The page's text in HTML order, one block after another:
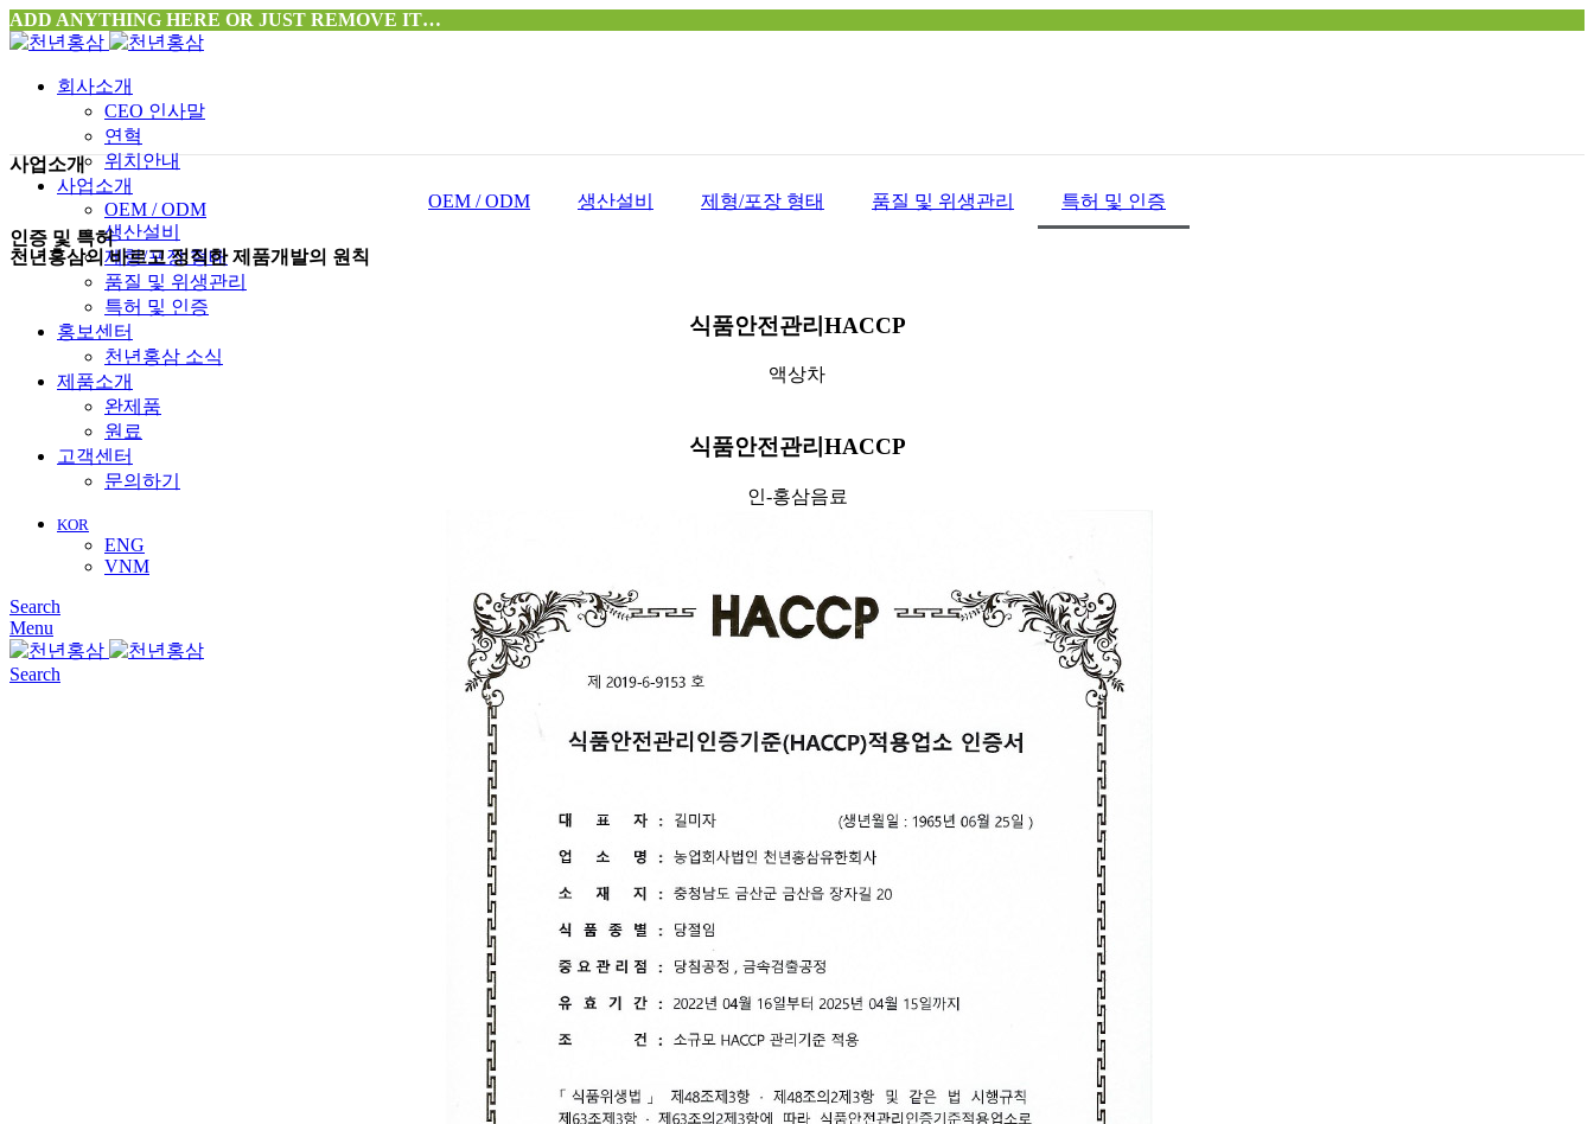
ADD ANYTHING HERE OR JUST REMOVE IT…
회사소개
CEO 인사말
연혁
위치안내
사업소개
OEM / ODM
생산설비
제형/포장 형태
품질 및 위생관리
특허 및 인증
홍보센터
천년홍삼 소식
제품소개
완제품
원료
고객센터
문의하기
KOR
ENG
VNM
Search
Menu
Search
사업소개
OEM / ODM
생산설비 제형/포장 형태 품질 및 위생관리
특허 및 인증
인증 및 특허
천년홍삼의 바르고 정직한 제품개발의 원칙
식품안전관리HACCP
액상차
식품안전관리HACCP
인-홍삼음료